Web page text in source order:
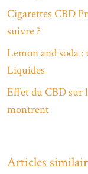
Cigarettes CBD
suivre ?
Lemon and soda
Liquides
Effet du CBD sur
montrent
Articles